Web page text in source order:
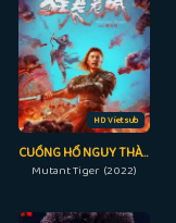
HD Vietsub
CUỒNG HỔ NGUY THÀNH
Mutant Tiger (2022)